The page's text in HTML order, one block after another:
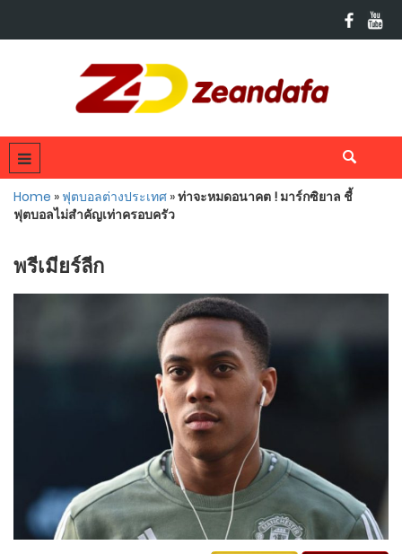
Home » ฟุตบอลต่างประเทศ »ท่าจะหมดอนาคต ! มาร์กซิยาล ชี้
ฟุตบอลไม่สำคัญเท่าครอบครัว
พรีเมียร์ลีก